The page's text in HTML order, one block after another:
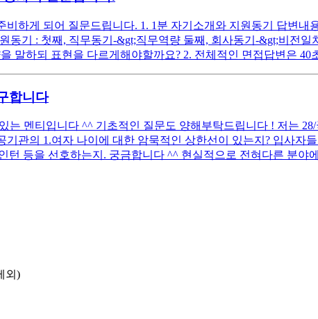
하게 되어 질문드립니다. 1. 1분 자기소개와 지원동기 답변
동기 : 첫째, 직무동기-&gt;직무역량 둘째, 회사동기-&gt;비전
말하되 표현을 다르게해야할까요? 2. 전체적인 면접답변은
합니다
는 멘티입니다 ^^ 기초적인 질문도 양해부탁드립니다 ! 저는
관의 1.여자 나이에 대한 암묵적인 상한선이 있는지? 입사자
턴 등을 선호하는지. 궁금합니다 ^^ 현실적으로 전혀다른 분
외)